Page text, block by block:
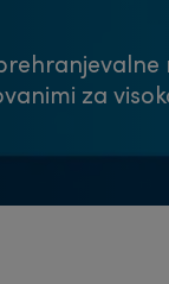
za